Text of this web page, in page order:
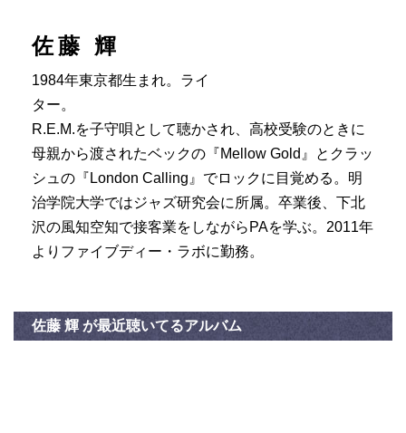
佐藤 輝
1984年東京都生まれ。ライ
ター。
R.E.M.を子守唄として聴かされ、高校受験のときに
母親から渡されたベックの『Mellow Gold』とクラッ
シュの『London Calling』でロックに目覚める。明
治学院大学ではジャズ研究会に所属。卒業後、下北
沢の風知空知で接客業をしながらPAを学ぶ。2011年
よりファイブディー・ラボに勤務。
佐藤 輝 が最近聴いてるアルバム